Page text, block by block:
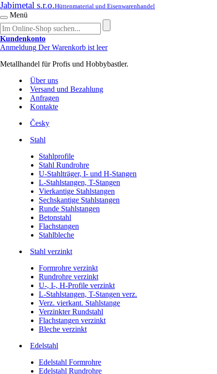
Jabimetal s.r.o.Hüttenmaterial und Eisenwarenhandel
Menü
Kundenkonto
Anmeldung Der Warenkorb ist leer
Metallhandel für Profis und Hobbybastler.
Über uns
Versand und Bezahlung
Anfragen
Kontakte
Česky
Stahl
Stahlprofile
Stahl Rundrohre
U-Stahlträger, I- und H-Stangen
L-Stahlstangen, T-Stangen
Vierkantige Stahlstangen
Sechskantige Stahlstangen
Runde Stahlstangen
Betonstahl
Flachstangen
Stahlbleche
Stahl verzinkt
Formrohre verzinkt
Rundrohre verzinkt
U-, I-, H-Profile verzinkt
L-Stahlstangen, T-Stangen verz.
Verz. vierkant. Stahlstange
Verzinkter Rundstahl
Flachstangen verzinkt
Bleche verzinkt
Edelstahl
Edelstahl Formrohre
Edelstahl Rundrohre